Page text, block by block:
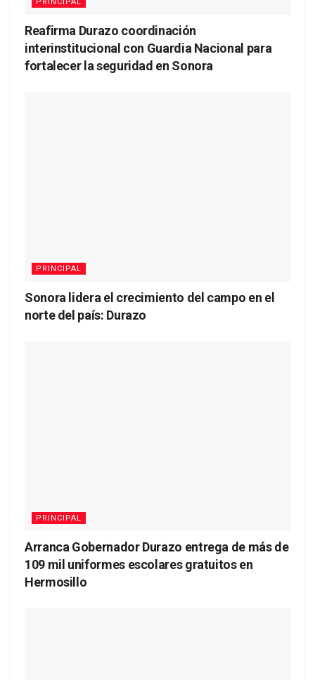
Reafirma Durazo coordinación
interinstitucional con Guardia Nacional para
fortalecer la seguridad en Sonora
PRINCIPAL
Sonora lidera el crecimiento del campo en el
norte del país: Durazo
PRINCIPAL
Arranca Gobernador Durazo entrega de más de
109 mil uniformes escolares gratuitos en
Hermosillo